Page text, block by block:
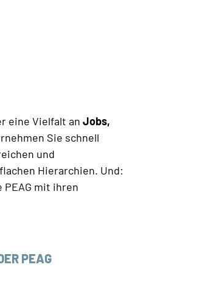
eine Vielfalt an Jobs,
Sie schnell
und
Hierarchien. Und:
mit ihren
PEAG